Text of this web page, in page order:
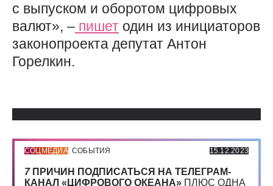
с выпуском и оборотом цифровых
валют», – пишет один из инициаторов
законопроекта депутат Антон
Горелкин.
СОЦМЕДИА СОБЫТИЯ 15.12.2023
7 ПРИЧИН ПОДПИСАТЬСЯ НА ТЕЛЕГРАМ-
КАНАЛ «ЦИФРОВОГО ОКЕАНА» ПЛЮС ОДНА